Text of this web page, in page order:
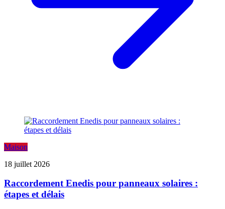
Maison
18 juillet 2026
Raccordement Enedis pour panneaux solaires :
étapes et délais